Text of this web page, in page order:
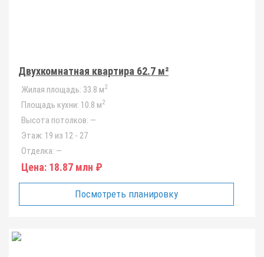
Двухкомнатная квартира 62.7 м²
Жилая площадь: 33.8 м2
Площадь кухни: 10.8 м2
Высота потолков: —
Этаж: 19 из 12 - 27
Отделка: —
Цена: 18.87 млн ₽
Посмотреть планировку